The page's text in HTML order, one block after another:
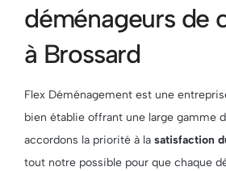
déménageurs de
à Brossard
Flex Déménagement est une
bien établie offrant une large gamme
accordons la priorité à la satisfaction
tout notre possible pour que chaque